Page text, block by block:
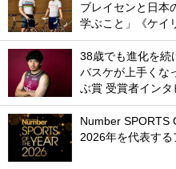
ブレイセンと日本
学ぶこと」《ケイ
38歳でも進化を続
バスケが上手くな
ぶ賞 受賞者インタ
Number SPORTS
2026年を代表す